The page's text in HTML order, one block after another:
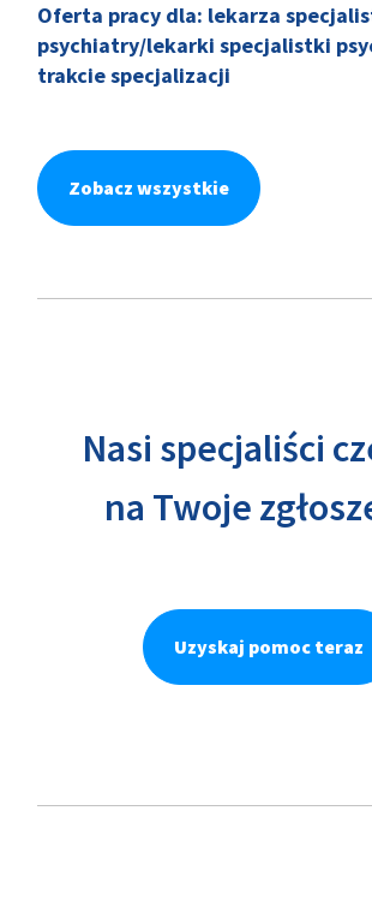
Oferta pracy dla: lekarza
psychiatry/lekarki specjalistki
trakcie specjalizacji
Zobacz wszystkie
Nasi specjaliści
na Twoje
Uzyskaj pomoc teraz